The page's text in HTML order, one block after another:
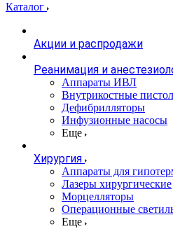
Каталог
Акции и распродажи
Реанимация и
Аппараты ИВЛ
Внутрикостные
Дефибрилляторы
Инфузионные насосы
Еще
Хирургия
Аппараты для
Лазеры хирургические
Морцелляторы
Операционные
Еще